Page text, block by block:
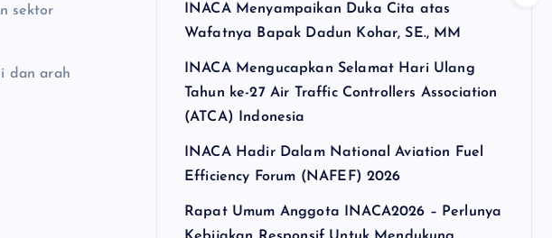
sektor
dan arah
INACA Menyampaikan Duka Cita atas
Wafatnya Bapak Dadun Kohar, SE., MM
INACA Mengucapkan Selamat Hari Ulang
Tahun ke-27 Air Traffic Controllers Association
(ATCA) Indonesia
INACA Hadir Dalam National Aviation Fuel
Efficiency Forum (NAFEF) 2026
Rapat Umum Anggota INACA2026 – Perlunya